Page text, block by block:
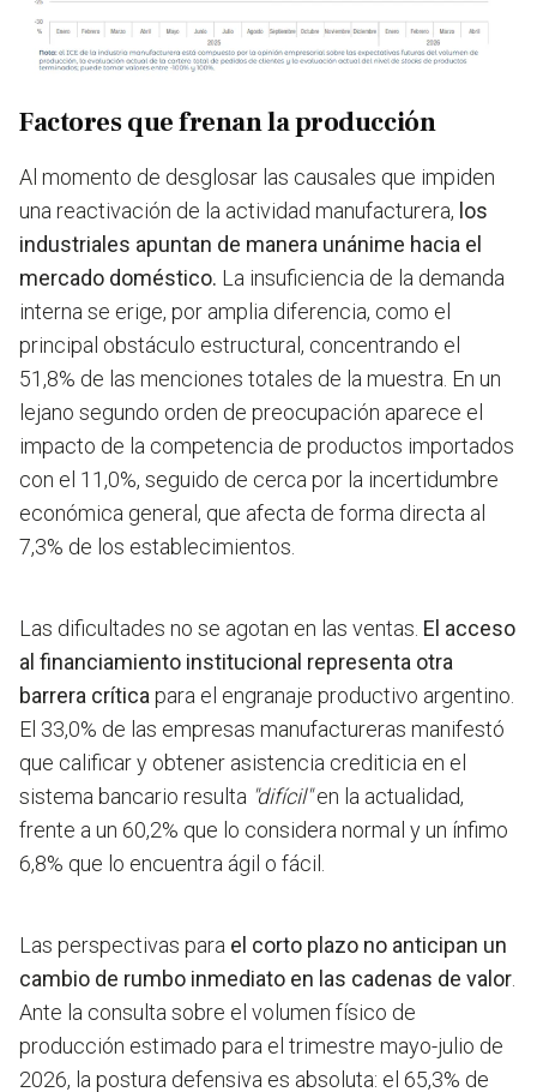
Factores que frenan la producción
Al momento de desglosar las causales que impiden
una reactivación de la actividad manufacturera, los
industriales apuntan de manera unánime hacia el
mercado doméstico. La insuficiencia de la demanda
interna se erige, por amplia diferencia, como el
principal obstáculo estructural, concentrando el
51,8% de las menciones totales de la muestra. En un
lejano segundo orden de preocupación aparece el
impacto de la competencia de productos importados
con el 11,0%, seguido de cerca por la incertidumbre
económica general, que afecta de forma directa al
7,3% de los establecimientos.
Las dificultades no se agotan en las ventas. El acceso
al financiamiento institucional representa otra
barrera crítica para el engranaje productivo argentino.
El 33,0% de las empresas manufactureras manifestó
que calificar y obtener asistencia crediticia en el
sistema bancario resulta "difícil"en la actualidad,
frente a un 60,2% que lo considera normal y un ínfimo
6,8% que lo encuentra ágil o fácil.
Las perspectivas para el corto plazo no anticipan un
cambio de rumbo inmediato en las cadenas de valor
Ante la consulta sobre el volumen físico de
producción estimado para el trimestre mayo-julio de
2026, la postura defensiva es absoluta: el 65,3% de